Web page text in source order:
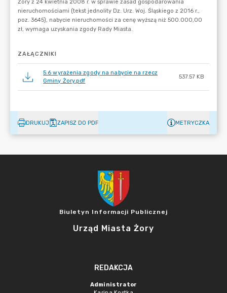
ZAŁĄCZNIKI
5.6 wyrażenia zgody na nabycie na rzecz
Gminy Żory.pdf
537.57 KB
DRUKUJ ZAPISZ DO PDF METRYCZKA
Biuletyn Informacji Publicznej
Urząd Miasta Żory
REDAKCJA
Administrator